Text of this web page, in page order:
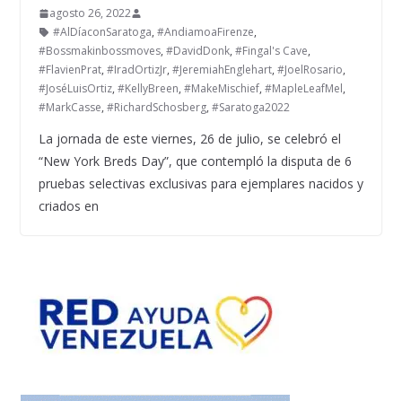
agosto 26, 2022
#AlDíaconSaratoga, #AndiamoaFirenze,
#Bossmakinbossmoves, #DavidDonk, #Fingal's Cave,
#FlavienPrat, #IradOrtizJr, #JeremiahEnglehart, #JoelRosario,
#JoséLuisOrtiz, #KellyBreen, #MakeMischief, #MapleLeafMel,
#MarkCasse, #RichardSchosberg, #Saratoga2022
La jornada de este viernes, 26 de julio, se celebró el
“New York Breds Day”, que contempló la disputa de 6
pruebas selectivas exclusivas para ejemplares nacidos y
criados en